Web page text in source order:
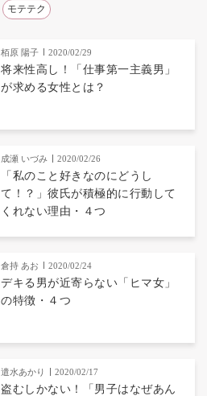
モテテク
栢原 陽子 2020/02/29
将来性高し！「仕事第一主義男」
が求める女性とは？
成瀬 いづみ 2020/02/26
「私のこと好きなのにどうし
て！？」彼氏が積極的に行動して
くれない理由・４つ
倉持 あお 2020/02/24
デキる男が近寄らない「ヒマ女」
の特徴・４つ
遣水あかり 2020/02/17
盗むしかない！「男子はなぜあん